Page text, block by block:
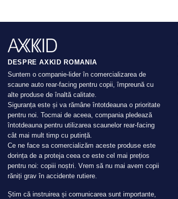
DESPRE AXKID ROMANIA
Suntem o companie-lider în comercializarea de
scaune auto rear-facing pentru copii, împreună cu
alte produse de înaltă calitate.
Siguranța este și va rămâne întotdeauna o prioritate
pentru noi. Tocmai de aceea, compania pledează
întotdeauna pentru utilizarea scaunelor rear-facing
cât mai mult timp cu putință.
Ce ne face sa comercializăm aceste produse este
dorința de a proteja ceea ce este cel mai prețios
pentru noi: copiii noștri. Vrem să nu mai avem copii
răniți grav în accidente rutiere.
Știm că instruirea și comunicarea sunt importante,